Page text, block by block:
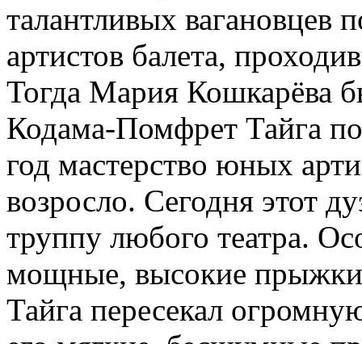
талантливых
артистов балета,
Тогда Мария Кошкарёва
Кодама-Помфрет Тайга
год мастерство юных
возросло. Сегодня этот
труппу любого театра.
мощные, высокие
Тайга пересекал